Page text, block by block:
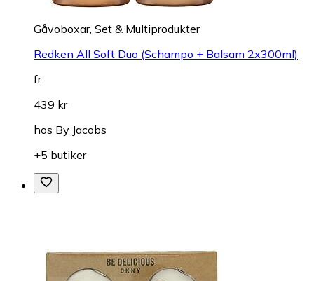
Gåvoboxar, Set & Multiprodukter
Redken All Soft Duo (Schampo + Balsam 2x300ml)
fr.
439 kr
hos By Jacobs
+5 butiker